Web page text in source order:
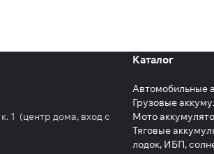
1 (центр дома, вход с
Каталог
Автомобильные
Грузовые
Мото
Тяговые
лодок, ИБП,